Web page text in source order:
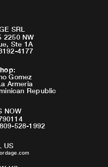
SRL
2250 NW
Ste 1A
4177
:
Gomez
Armeria
Republic
NOW
528-1992
US